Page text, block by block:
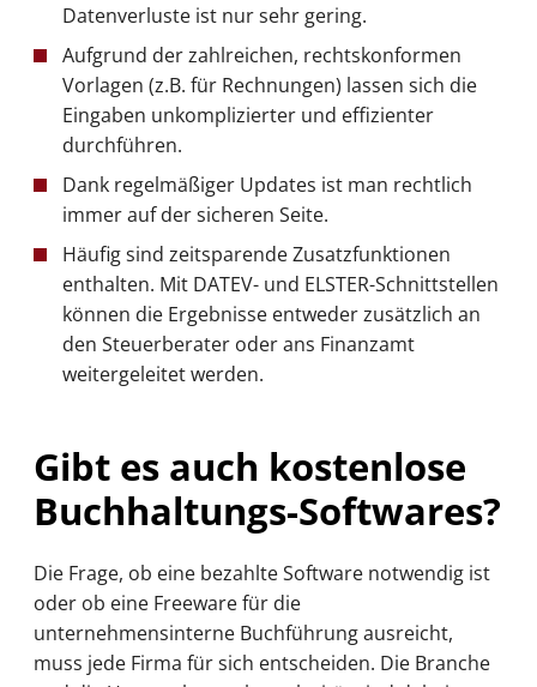
Datenverluste ist nur sehr gering.
Aufgrund der zahlreichen, rechtskonformen
Vorlagen (z.B. für Rechnungen) lassen sich die
Eingaben unkomplizierter und effizienter
durchführen.
Dank regelmäßiger Updates ist man rechtlich
immer auf der sicheren Seite.
Häufig sind zeitsparende Zusatzfunktionen
enthalten. Mit DATEV- und ELSTER-Schnittstellen
können die Ergebnisse entweder zusätzlich an
den Steuerberater oder ans Finanzamt
weitergeleitet werden.
Gibt es auch kostenlose
Buchhaltungs-Softwares?
Die Frage, ob eine bezahlte Software notwendig ist
oder ob eine Freeware für die
unternehmensinterne Buchführung ausreicht,
muss jede Firma für sich entscheiden. Die Branche